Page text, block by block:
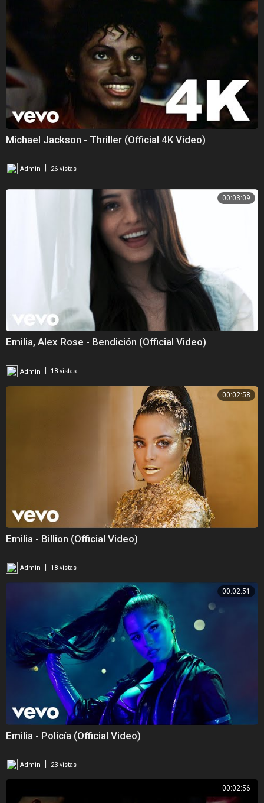
Michael Jackson - Thriller (Official 4K Video)
Admin | 26 vistas
00:03:09
Emilia, Alex Rose - Bendición (Official Video)
Admin 18 vistas
00:02:58
Emilia - Billion (Official Video)
Admin 18 vistas
00:02:51
Emilia - Policía (Official Video)
Admin 23 vistas
00:02:56